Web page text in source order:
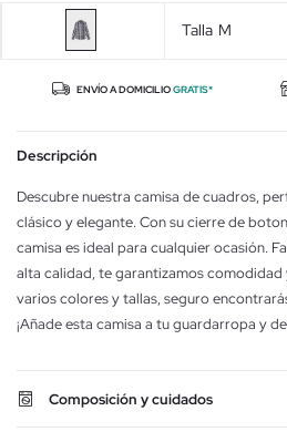
Talla M
ENVÍO A DOMICILIOGRATIS*
Descripción
Descubre nuestra camisa de cuadros,
clásico y elegante. Con su cierre de
camisa es ideal para cualquier ocasión.
alta calidad, te garantizamos
varios colores y tallas, seguro
¡Añade esta camisa a tu guardarropa y
Composición y cuidados